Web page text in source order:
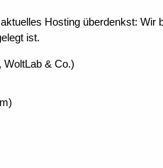
Hosting überdenkst:
ist.
& Co.)